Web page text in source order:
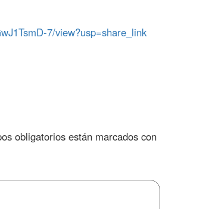
7/view?usp=share_link
obligatorios están marcados con